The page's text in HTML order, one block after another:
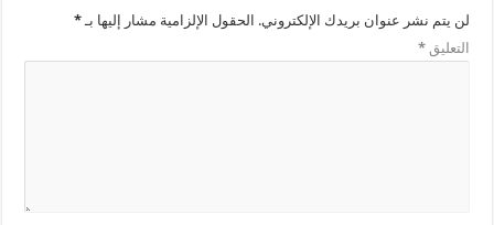
لن يتم نشر عنوان بريدك الإلكتروني. الحقول الإلزامية مشار إليها بـ*
التعليق*